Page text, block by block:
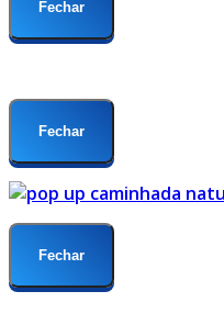
Fechar
Fechar
Fechar